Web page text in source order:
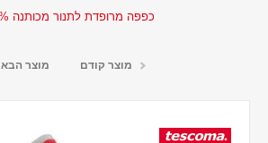
כפפה מרופדת לתנור מכותנה 100%
מוצר קודם מוצר הבא